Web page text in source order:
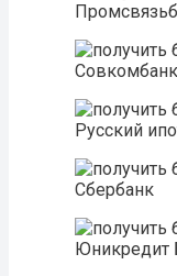
Совкомбанк
Русский
Сбербанк
Юникредит